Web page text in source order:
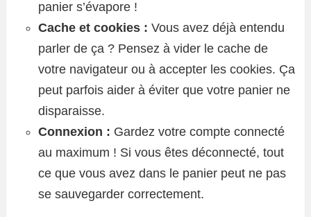
panier s’évapore !
Cache et cookies : Vous avez déjà entendu
parler de ça ? Pensez à vider le cache de
votre navigateur ou à accepter les cookies. Ça
peut parfois aider à éviter que votre panier ne
disparaisse.
Connexion : Gardez votre compte connecté
au maximum ! Si vous êtes déconnecté, tout
ce que vous avez dans le panier peut ne pas
se sauvegarder correctement.